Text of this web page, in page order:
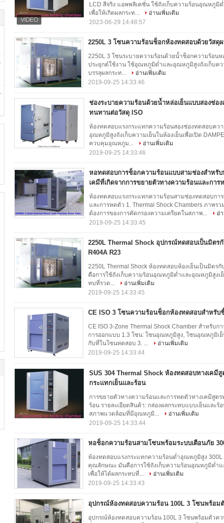
LCD สีจริง แอพพลิเคชั่น ใช้ถังเก็บความร้อนอุณหภูมิ
เพื่อให้เกิดผลกระท...
อ่านเพิ่มเติม
2023-06-29 14:48:57
2250L 3 โซนความร้อนช็อกห้องทดสอบด้วยวัสดุผ
2250L 3 โซนระบายความร้อนด้วยน้ำช็อกความร้อนห
ประยุกต์ใช้งาน ใช้อุณหภูมิต่ำและอุณหภูมิสูงถังเก็บคว
บรรลุผลกระท...
อ่านเพิ่มเติม
2019-09-25 14:33:46
ช่องระบายความร้อนด้วยน้ำหล่อเย็นแบบสองช่อ
ทนทานต่อวัสดุ ISO
ห้องทดสอบแรงกระแทกความร้อนสองช่องทดสอบค
อุณหภูมิสูงถังเก็บความเย็นในห้องเย็นเพื่อเปิด
ควบคุมอุณหภูม...
อ่านเพิ่มเติม
2019-09-25 14:33:46
หอทดสอบการช็อกความร้อนแบบสามช่องสำหรับ
เคมีที่เกิดจากการขยายตัวทางความร้อนและการ
ห้องทดสอบแรงกระแทกความร้อนสามช่องทดสอบกา
และการหดตัว 1. Thermal Shock Chambers ภาพร
ต้องการของการคัดกรองความเครียดในสภาพ...
อ่
2019-09-25 14:33:45
2250L Thermal Shock อุปกรณ์ทดสอบเป็นมิตร
R404A R23
2250L Thermal Shock ห้องทดสอบห้องเย็นเป็นมิต
คือการใช้ถังเก็บความร้อนอุณหภูมิต่ำและอุณหภูมิสูงเย็
ทบที่รวด...
อ่านเพิ่มเติม
2019-09-25 14:33:45
CE ISO 3 โซนความร้อนช็อกห้องทดสอบสำหรั
CE ISO 3-Zone Thermal Shock Chamber สำหรั
การออกแบบ 1.3 โซน: โซนอุณหภูมิสูง, โซนอุณหภูมิเ
กับที่ในโซนทดสอบ 3. ...
อ่านเพิ่มเติม
2019-09-25 14:33:44
SUS 304 Thermal Shock ห้องทดสอบทางเคมี
กระแทกเย็นและร้อน
การขยายตัวทางความร้อนและการหดตัวทางเคมีสูต
ร้อน รายละเอียดสินค้า: กล่องผลกระทบแบบเย็นและ
สภาพแวดล้อมที่มีอุณหภูมิ...
อ่านเพิ่มเติม
2019-09-25 14:33:44
หอช็อกความร้อนสามโซนพร้อมระบบเตือนภัย
ห้องทดสอบแรงกระแทกความร้อนต่ำอุณหภูมิสูง
คุณลักษณะ มันคือการใช้ถังเก็บความร้อนอุณหภูมิต่ำแ
เพื่อให้ได้ผลกระทบที่...
อ่านเพิ่มเติม
2019-09-25 14:33:43
อุปกรณ์ห้องทดสอบความร้อน 100L 3 โซนพร้อม
อุปกรณ์ห้องทดสอบความร้อน 100L 3 โซนพร้อมตัวค